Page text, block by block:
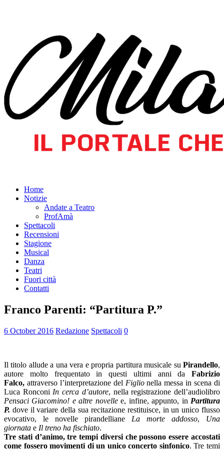
Home
Notizie
Andate a Teatro
ProfAmà
Spettacoli
Recensioni
Stagione
Musical
Danza
Teatri
Fuori città
Contatti
Franco Parenti: “Partitura P.”
6 October 2016 Redazione Spettacoli 0
Il titolo allude a una vera e propria partitura musicale su Pirandello,
autore molto frequentato in questi ultimi anni da Fabrizio
Falco, attraverso l’interpretazione del Figlionella messa in scena di
Luca Ronconi In cerca d’autore, nella registrazione dell’audiolibro
Pensaci Giacomino! e altre novellee, infine, appunto, in Partitura
P. dove il variare della sua recitazione restituisce, in un unico flusso
evocativo, le novelle pirandelliane La morte addosso, Una
giornata e Il treno ha fischiato.
Tre stati d’animo, tre tempi diversi che possono essere accostati
come fossero movimenti di un unico concerto sinfonico. Tre temi